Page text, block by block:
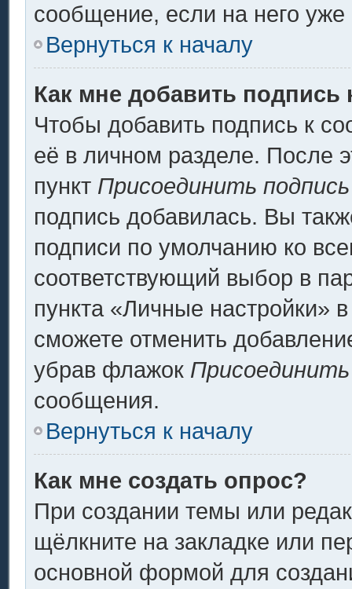
сообщение, если на него уже
Вернуться к началу
Как мне добавить
Чтобы добавить подпись к
её в личном разделе. После
пункт Присоединить подпись
подпись добавилась. Вы
подписи по умолчанию ко
соответствующий выбор в
пункта «Личные настройки»
сможете отменить
убрав флажок
сообщения.
Вернуться к началу
Как мне создать опрос?
При создании темы или
щёлкните на закладке или
основной формой для